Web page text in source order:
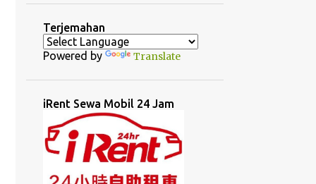
Terjemahan
Powered by Translate
iRent Sewa Mobil 24 Jam